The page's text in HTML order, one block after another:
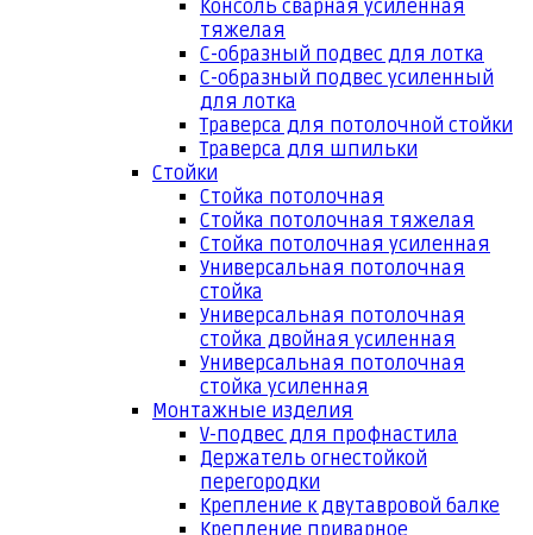
Консоль сварная усиленная
тяжелая
С-образный подвес для лотка
С-образный подвес усиленный
для лотка
Траверса для потолочной стойки
Траверса для шпильки
Стойки
Стойка потолочная
Стойка потолочная тяжелая
Стойка потолочная усиленная
Универсальная потолочная
стойка
Универсальная потолочная
стойка двойная усиленная
Универсальная потолочная
стойка усиленная
Монтажные изделия
V-подвес для профнастила
Держатель огнестойкой
перегородки
Крепление к двутавровой балке
Крепление приварное